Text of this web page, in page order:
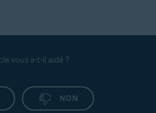
vous a-t-il aidé ?
NON